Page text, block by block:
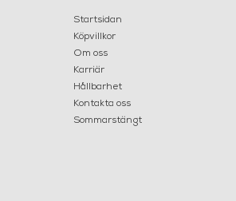
Startsidan
Köpvillkor
Om oss
Karriär
Hållbarhet
Kontakta oss
Sommarstängt